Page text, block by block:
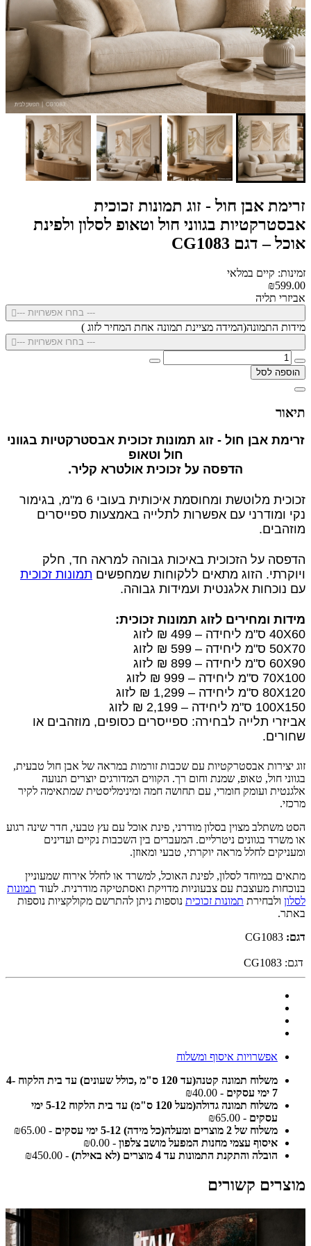
זרימת אבן חול - זוג תמונות זכוכית
אבסטרקטיות בגווני חול וטאופ לסלון ולפינת
אוכל – דגם CG1083
זמינות: קיים במלאי
₪599.00
אביזרי תליה
--- בחרו אפשרויות ---
מידות התמונה(המידה מציינת תמונה אחת המחיר לזוג )
--- בחרו אפשרויות ---
הוספה לסל
תיאור
זרימת אבן חול - זוג תמונות זכוכית אבסטרקטיות בגווני
חול וטאופ
הדפסה על זכוכית אולטרא קליר.
זכוכית מלוטשת ומחוסמת איכותית בעובי 6 מ"מ, בגימור
נקי ומודרני עם אפשרות לתלייה באמצעות ספייסרים
מוזהבים.
הדפסה על הזכוכית באיכות גבוהה למראה חד, חלק
ויוקרתי. הזוג מתאים ללקוחות שמחפשים תמונות זכוכית
עם נוכחות אלגנטית ועמידות גבוהה.
מידות ומחירים לזוג תמונות זכוכית:
40X60 ס"מ ליחידה – 499 ₪ לזוג
50X70 ס"מ ליחידה – 599 ₪ לזוג
60X90 ס"מ ליחידה – 899 ₪ לזוג
70X100 ס"מ ליחידה – 999 ₪ לזוג
80X120 ס"מ ליחידה – 1,299 ₪ לזוג
100X150 ס"מ ליחידה – 2,199 ₪ לזוג
אביזרי תלייה לבחירה: ספייסרים כסופים, מוזהבים או
שחורים.
זוג יצירות אבסטרקטיות עם שכבות זורמות במראה של אבן חול טבעית,
בגווני חול, טאופ, שמנת וחום רך. הקווים המדורגים יוצרים תנועה
אלגנטית ועומק חומרי, עם תחושה חמה ומינימליסטית שמתאימה לקיר
מרכזי.
הסט משתלב מצוין בסלון מודרני, פינת אוכל עם עץ טבעי, חדר שינה רגוע
או משרד בגוונים ניטרליים. המעברים בין השכבות נקיים ועדינים
ומעניקים לחלל מראה יוקרתי, טבעי ומאוזן.
מתאים במיוחד לסלון, לפינת האוכל, למשרד או לחלל אירוח שמעוניין
בנוכחות מעוצבת עם צבעוניות מדויקת ואסתטיקה מודרנית. לעוד תמונות
לסלון ולבחירת תמונות זכוכית נוספות ניתן להתרשם מקולקציות נוספות
באתר.
דגם:
דגם: CG1083
אפשרויות איסוף ומשלוח
משלוח תמונה קטנה(עד 120 ס"מ ,כולל שעונים) עד בית הלקוח 4-
7 ימי עסקים
- ₪40.00
משלוח תמונה גדולה(מעל 120 ס"מ) עד בית הלקוח 5-12 ימי
עסקים - ₪65.00
משלוח של 2 מוצרים ומעלה(כל מידה) 5-12 ימי עסקים
- ₪65.00
איסוף עצמי מחנות המפעל מושב צלפון - ₪0.00
הובלה והתקנת התמונות עד 4 מוצרים (לא באילת)
- ₪450.00
מוצרים קשורים